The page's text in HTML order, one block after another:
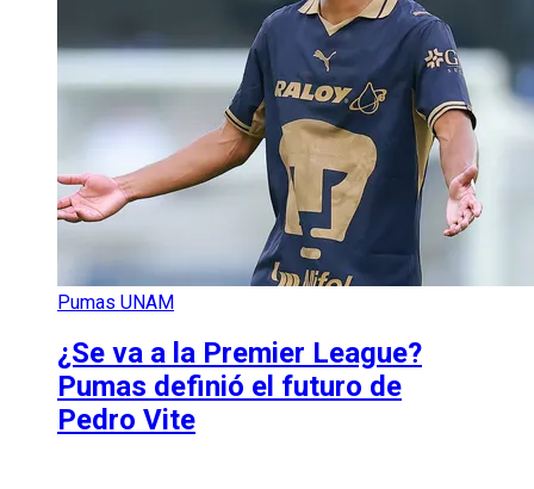
Pumas UNAM
¿Se va a la Premier League?
Pumas definió el futuro de
Pedro Vite